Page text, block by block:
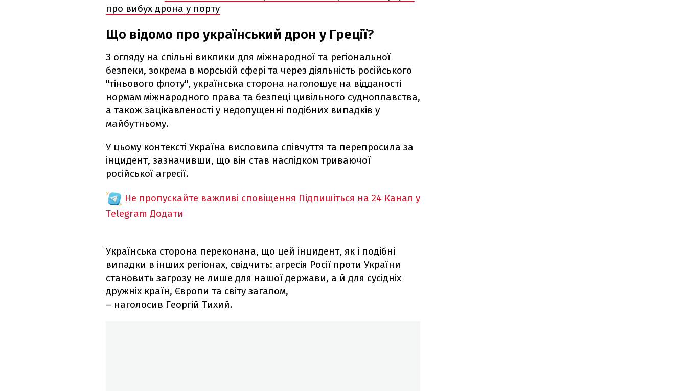
про вибух дрона у порту
Що відомо про український дрон у Греції?
З огляду на спільні виклики для міжнародної та регіональної
безпеки, зокрема в морській сфері та через діяльність російського
"тіньового флоту", українська сторона наголошує на відданості
нормам міжнародного права та безпеці цивільного судноплавства,
а також зацікавленості у недопущенні подібних випадків у
майбутньому.
У цьому контексті Україна висловила співчуття та перепросила за
інцидент, зазначивши, що він став наслідком триваючої
російської агресії.
Не пропускайте важливі сповіщення Підпишіться на 24 Канал у
Telegram Додати
Українська сторона переконана, що цей інцидент, як і подібні
випадки в інших регіонах, свідчить: агресія Росії проти України
становить загрозу не лише для нашої держави, а й для сусідніх
дружніх країн, Європи та світу загалом,
– наголосив Георгій Тихий.